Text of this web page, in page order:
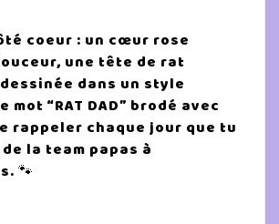
coeur : un cœur rose
une tête de rat
dans un style
“RAT DAD” brodé avec
rappeler chaque jour que tu
la team papas à
🐾